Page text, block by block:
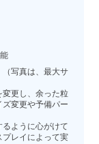
写真は、最大サ
更し、余った粒
変更や予備パー
ように心がけて
プレイによって実